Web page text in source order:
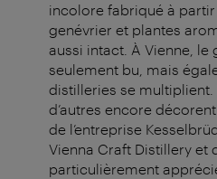
incolore fabriqué à
genévrier et plantes
aussi intact. À Vienne, le
seulement bu, mais
distilleries se multiplient.
d’autres encore
de l’entreprise
Vienna Craft Distillery et
particulièrement